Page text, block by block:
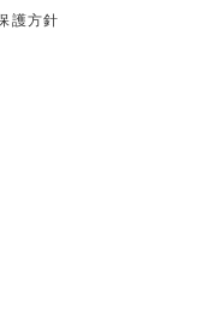
護方針